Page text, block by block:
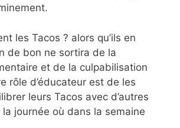
les Tacos ? alors qu’ils en
de bon ne sortira de la
et de la culpabilisation
rôle d’éducateur est de les
leurs Tacos avec d’autres
journée où dans la semaine